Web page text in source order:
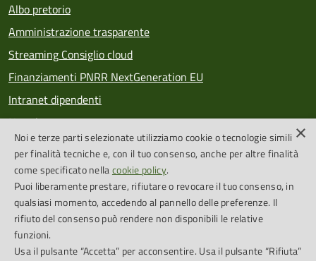
Albo pretorio
Amministrazione trasparente
Streaming Consiglio cloud
Finanziamenti PNRR NextGeneration EU
Intranet dipendenti
Newsletter
PagoPA
SEGUICI SU
Feed RSS
×
Noi e terze parti selezionate utilizziamo cookie o tecnologie simili
per finalità tecniche e, con il tuo consenso, anche per altre finalità
come specificato nellacookie policy.
Puoi liberamente prestare, rifiutare o revocare il tuo consenso, in
qualsiasi momento, accedendo al pannello delle preferenze. Il
rifiuto del consenso può rendere non disponibili le relative
funzioni.
Usa il pulsante “Accetta” per acconsentire. Usa il pulsante “Rifiuta”